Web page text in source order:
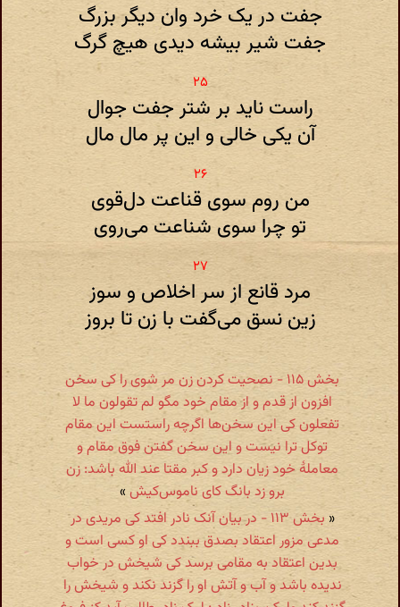
جفت در یک خرد وان دیگر بزرگ
جفت شیر بیشه دیدی هیچ گرگ
راست ناید بر شتر جفت جوال
آن یکی خالی و این پر مال مال
من روم سوی قناعت دل‌قوی
تو چرا سوی شناعت می‌روی
مرد قانع از سر اخلاص و سوز
زین نسق می‌گفت با زن تا بروز
بخش ۱۱۵ - نصحیت کردن زن مر شوی را کی سخن
افزون از قدم و از مقام خود مگو لم تقولون ما لا
تفعلون کی این سخن‌ها اگرچه راستست این مقام
توکل ترا نیست و این سخن گفتن فوق مقام و
معاملهٔ خود زیان دارد و کبر مقتا عند الله باشد: زن
برو زد بانگ کای ناموس‌کیش »
«
بخش ۱۱۳ - در بیان آنک نادر افتد کی مریدی در
مدعی مزور اعتقاد بصدق ببندد کی او کسی است و
بدین اعتقاد به مقامی برسد کی شیخش در خواب
ندیده باشد و آب و آتش او را گزند نکند و شیخش را